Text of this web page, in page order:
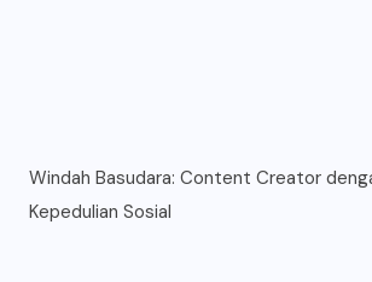
Windah Basudara: Content Creator
Kepedulian Sosial